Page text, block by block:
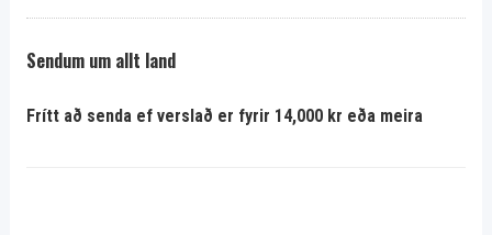
Sendum um allt land
Frítt að senda ef verslað er fyrir 14,000 kr eða meira